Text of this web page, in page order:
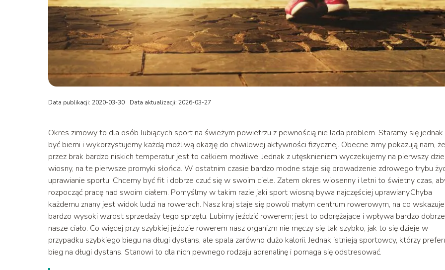
Data publikacji: 2020-03-30 Data aktualizacji: 2026-03-27
Okres zimowy to dla osób lubiących sport na świeżym powietrzu z pewnością nie lada problem. Staramy się jednak
być bierni i wykorzystujemy każdą możliwą okazję do chwilowej aktywności fizycznej. Obecne zimy pokazują nam, że
przez brak bardzo niskich temperatur jest to całkiem możliwe. Jednak z utęsknieniem wyczekujemy na pierwszy
wiosny, na te pierwsze promyki słońca. W ostatnim czasie bardzo modne staje się prowadzenie zdrowego trybu
uprawianie sportu. Chcemy być fit i dobrze czuć się w swoim ciele. Zatem okres wiosenny i letni to świetny czas,
rozpocząć pracę nad swoim ciałem. Pomyślmy w takim razie jaki sport wiosną bywa najczęściej uprawiany.Chyba
każdemu znany jest widok ludzi na rowerach. Nasz kraj staje się powoli małym centrum rowerowym, na co wskazuje
bardzo wysoki wzrost sprzedaży tego sprzętu. Lubimy jeździć rowerem; jest to odprężające i wpływa bardzo
nasze ciało. Co więcej przy szybkiej jeździe rowerem nasz organizm nie męczy się tak szybko, jak to się dzieje w
przypadku szybkiego biegu na długi dystans, ale spala zarówno dużo kalorii. Jednak istnieją sportowcy, którzy
bieg na długi dystans. Stanowi to dla nich pewnego rodzaju adrenalinę i pomaga się odstresować.